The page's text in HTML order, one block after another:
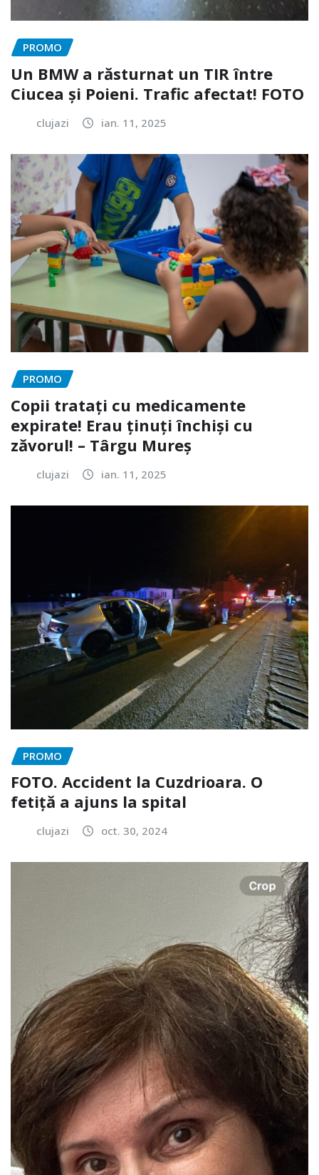
PROMO
Un BMW a răsturnat un TIR între
Ciucea și Poieni. Trafic afectat! FOTO
clujazi ian. 11, 2025
PROMO
Copii tratați cu medicamente
expirate! Erau ținuți închiși cu
zăvorul! – Târgu Mureș
clujazi ian. 11, 2025
PROMO
FOTO. Accident la Cuzdrioara. O
fetiță a ajuns la spital
clujazi oct. 30, 2024